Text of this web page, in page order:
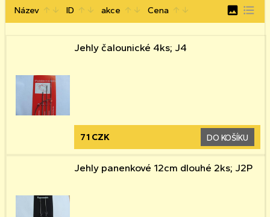
Název arrow_upward arrow_downward ID arrow_upward arrow_downward akce arrow_upward arrow_downward Cena arrow_upward arrow_downward image format_list_bulleted
Jehly čalounické 4ks; J4
71 CZK DO KOŠÍKU
Jehly panenkové 12cm dlouhé 2ks; J2P